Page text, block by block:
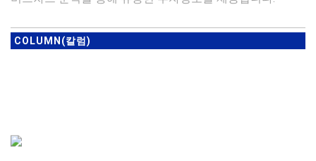
COLUMN(칼럼)